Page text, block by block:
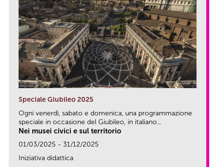
Speciale Giubileo 2025
Ogni venerdì, sabato e domenica, una programmazione
speciale in occasione del Giubileo, in italiano...
Nei musei civici e sul territorio
01/03/2025 - 31/12/2025
Iniziativa didattica